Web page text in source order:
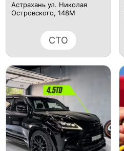
Астрахань ул. Николая
Островского, 148М
СТО